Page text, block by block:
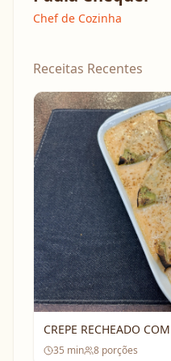
Chef de Cozinha
Receitas Recentes
CREPE RECHEADO
35 min 8 porções